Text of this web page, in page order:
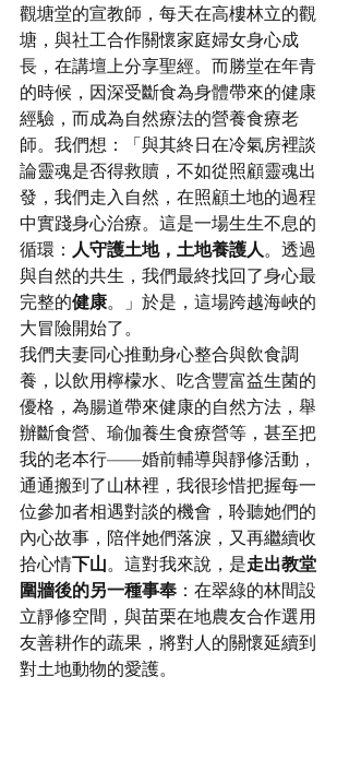
觀塘堂的宣教師，每天在高樓林立的觀
塘，與社工合作關懷家庭婦女身心成
長，在講壇上分享聖經。而勝堂在年青
的時候，因深受斷食為身體帶來的健康
經驗，而成為自然療法的營養食療老
師。我們想：「與其終日在冷氣房裡談
論靈魂是否得救贖，不如從照顧靈魂出
發，我們走入自然，在照顧土地的過程
中實踐身心治療。這是一場生生不息的
循環： 人守護土地，土地養護人。透過
與自然的共生，我們最終找回了身心最
完整的健康。」於是，這場跨越海峽的
大冒險開始了。
我們夫妻同心推動身心整合與飲食調
養，以飲用檸檬水、吃含豐富益生菌的
優格，為腸道帶來健康的自然方法，舉
辦斷食營、瑜伽養生食療營等，甚至把
我的老本行——婚前輔導與靜修活動，
通通搬到了山林裡，我很珍惜把握每一
位參加者相遇對談的機會，聆聽她們的
內心故事，陪伴她們落淚，又再繼續收
拾心情下山。這對我來說，是走出教堂
圍牆後的另一種事奉 ：在翠綠的林間設
立靜修空間，與苗栗在地農友合作選用
友善耕作的蔬果，將對人的關懷延續到
對土地動物的愛護。